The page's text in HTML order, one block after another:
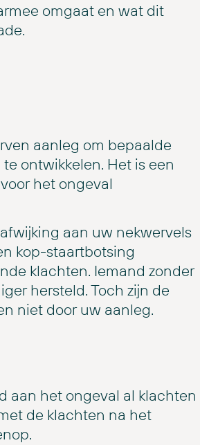
omgaat en wat dit
aanleg om bepaalde
ontwikkelen. Het is een
het ongeval
aan uw nekwervels
kop-staartbotsing
klachten. Iemand zonder
hersteld. Toch zijn de
niet door uw aanleg.
aan het ongeval al klachten
de klachten na het